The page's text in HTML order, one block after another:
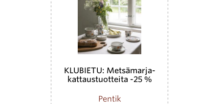
KLUBIETU: Metsämarja-
kattaustuotteita -25 %
Pentik